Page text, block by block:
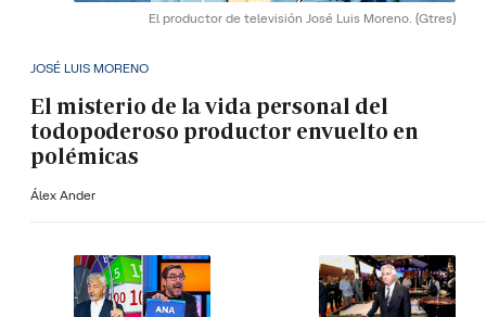
El productor de televisión José Luis Moreno. (Gtres)
JOSÉ LUIS MORENO
El misterio de la vida personal del
todopoderoso productor envuelto en
polémicas
Álex Ander